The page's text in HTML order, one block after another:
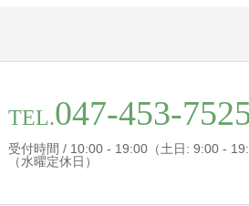
TEL.047-453-
受付時間 / 10:00 - 19:00（土日: 9:00 -
（水曜定休日）